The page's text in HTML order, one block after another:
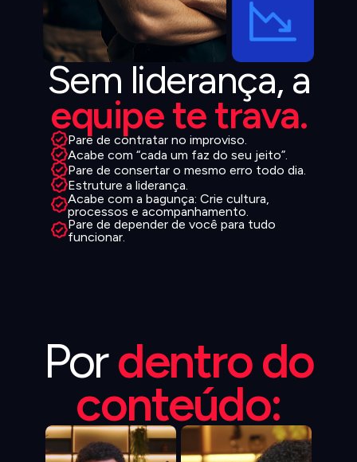
Sem liderança, a
equipe te trava.
Pare de contratar no improviso.
Acabe com “cada um faz do seu jeito”.
Pare de consertar o mesmo erro todo dia.
Estruture a liderança.
Acabe com a bagunça: Crie cultura,
processos e acompanhamento.
Pare de depender de você para tudo
funcionar.
Pordentro do
conteúdo: